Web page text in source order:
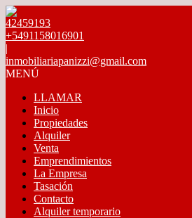
42459193
+5491158016901
|
inmobiliariapanizzi@gmail.com
MENÚ
LLAMAR
Inicio
Propiedades
Alquiler
Venta
Emprendimientos
La Empresa
Tasación
Contacto
Alquiler temporario